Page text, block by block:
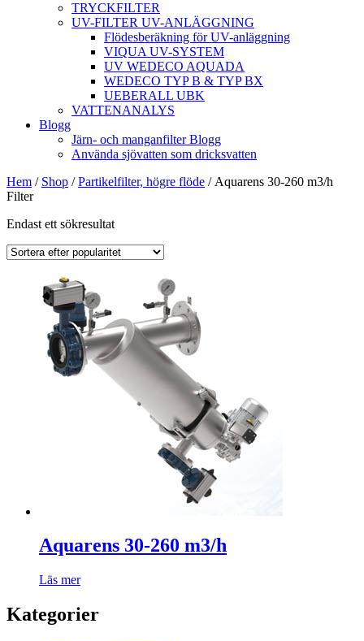
TRYCKFILTER
UV-FILTER UV-ANLÄGGNING
Flödesberäkning för UV-anläggning
VIQUA UV-SYSTEM
UV WEDECO AQUADA
WEDECO TYP B & TYP BX
UEBERALL UBK
VATTENANALYS
Blogg
Järn- och manganfilter Blogg
Använda sjövatten som dricksvatten
Hem / Shop /Partikelfilter, högre flöde / Aquarens 30-260 m3/h
Filter
Endast ett sökresultat
Aquarens 30-260 m3/h
Läs mer
Kategorier